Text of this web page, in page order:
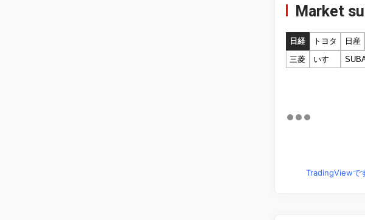
Market
日経 トヨタ 日産
三菱
いすゞ
TradingViewで